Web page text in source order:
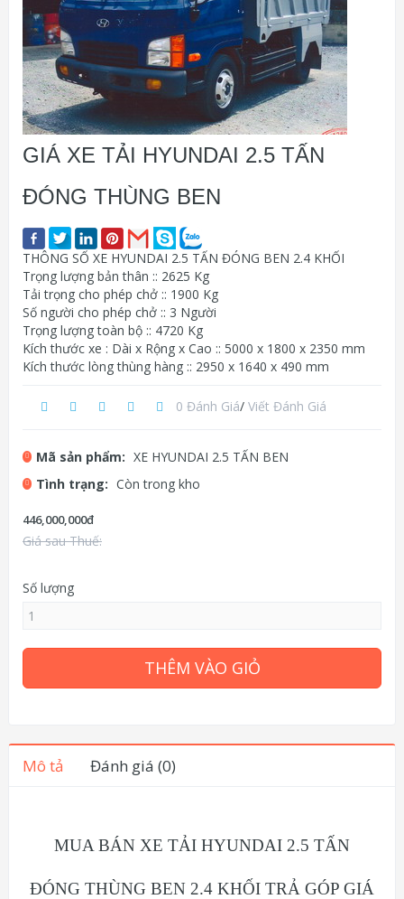
GIÁ XE TẢI HYUNDAI 2.5 TẤN
ĐÓNG THÙNG BEN
THÔNG SỐ XE HYUNDAI 2.5 TẤN ĐÓNG BEN 2.4 KHỐI
Trọng lượng bản thân :: 2625 Kg
Tải trọng cho phép chở :: 1900 Kg
Số người cho phép chở :: 3 Người
Trọng lượng toàn bộ :: 4720 Kg
Kích thước xe : Dài x Rộng x Cao :: 5000 x 1800 x 2350 mm
Kích thước lòng thùng hàng :: 2950 x 1640 x 490 mm
0 Đánh Giá/ Viết Đánh Giá
Mã sản phẩm: XE HYUNDAI 2.5 TẤN BEN
Tình trạng: Còn trong kho
446,000,000đ
Giá sau Thuế:
Số lượng
THÊM VÀO GIỎ
Mô tả Đánh giá (0)
MUA BÁN XE TẢI HYUNDAI 2.5 TẤN
ĐÓNG THÙNG BEN 2.4 KHỐI TRẢ GÓP GIÁ